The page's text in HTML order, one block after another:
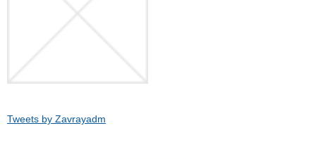
Tweets by Zavrayadm